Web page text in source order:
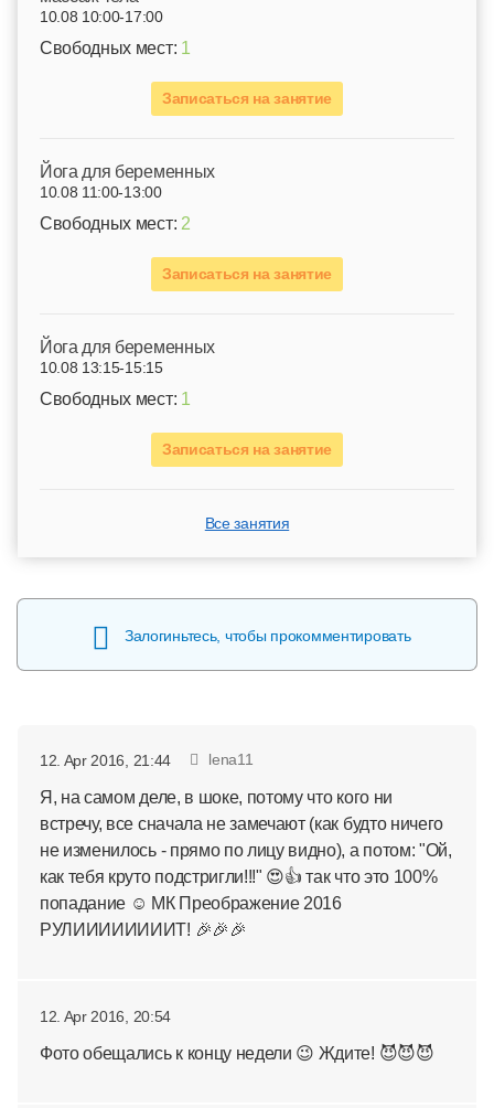
10.08 10:00-17:00
Свободных мест: 1
Записаться на занятие
Йога для беременных
10.08 11:00-13:00
Свободных мест: 2
Записаться на занятие
Йога для беременных
10.08 13:15-15:15
Свободных мест: 1
Записаться на занятие
Все занятия
Залогиньтесь, чтобы прокомментировать
12. Apr 2016, 21:44 lena11
Я, на самом деле, в шоке, потому что кого ни
встречу, все сначала не замечают (как будто ничего
не изменилось - прямо по лицу видно), а потом: "Ой,
как тебя круто подстригли!!!" 😍👍 так что это 100%
попадание ☺ МК Преображение 2016
РУЛИИИИИИИИТ! 🎉🎉🎉
12. Apr 2016, 20:54
Фото обещались к концу недели 😉 Ждите! 😈😈😈